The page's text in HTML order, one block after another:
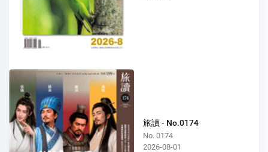
旅讀 - No.0174
No. 0174
2026-08-01